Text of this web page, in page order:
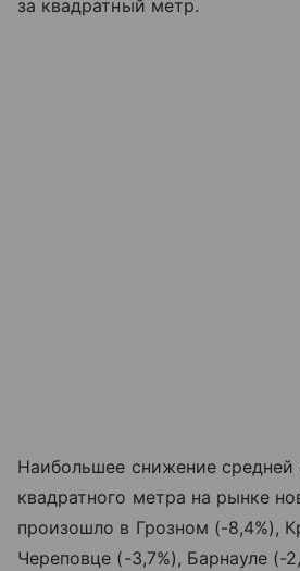
за квадратный метр.
Наибольшее снижение средней
квадратного метра на рынке
произошло в Грозном (-8,4%),
Череповце (-3,7%), Барнауле (-